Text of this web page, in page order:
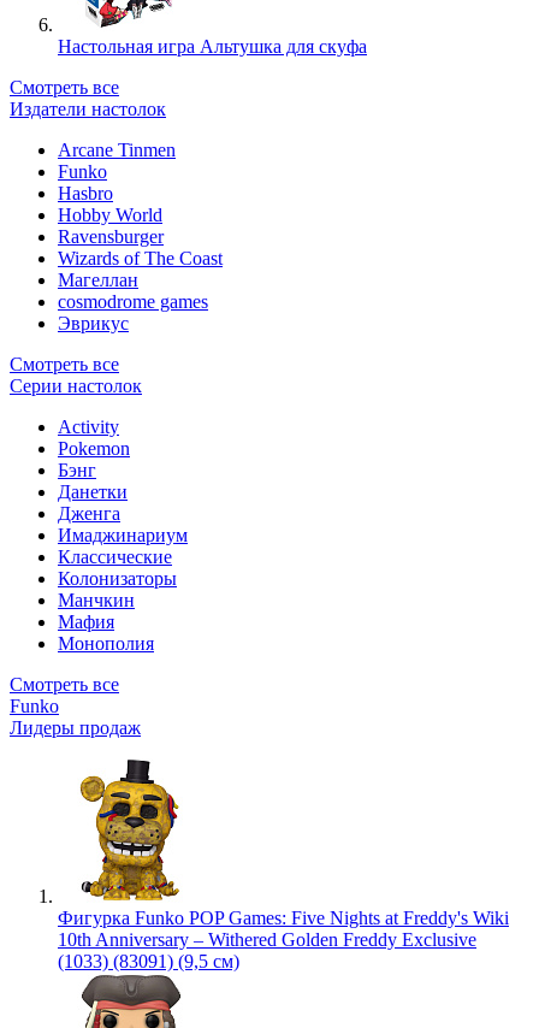
Настольная игра Альтушка для скуфа
Смотреть все
Издатели настолок
Arcane Tinmen
Funko
Hasbro
Hobby World
Ravensburger
Wizards of The Coast
Магеллан
сosmodrome games
Эврикус
Смотреть все
Серии настолок
Activity
Pokemon
Бэнг
Данетки
Дженга
Имаджинариум
Классические
Колонизаторы
Манчкин
Мафия
Монополия
Смотреть все
Funko
Лидеры продаж
Фигурка Funko POP Games: Five Nights at Freddy's Wiki
10th Anniversary – Withered Golden Freddy Exclusive
(1033) (83091) (9,5 см)